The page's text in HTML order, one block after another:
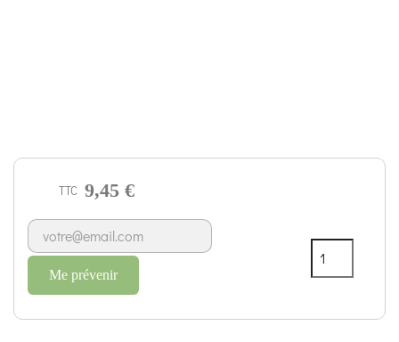
TTC 9,45 €
Me prévenir